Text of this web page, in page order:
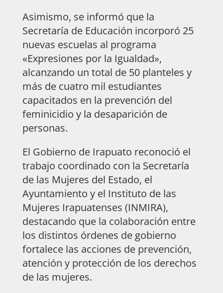
Asimismo, se informó que la
Secretaría de Educación incorporó 25
nuevas escuelas al programa
«Expresiones por la Igualdad»,
alcanzando un total de 50 planteles y
más de cuatro mil estudiantes
capacitados en la prevención del
feminicidio y la desaparición de
personas.
El Gobierno de Irapuato reconoció el
trabajo coordinado con la Secretaría
de las Mujeres del Estado, el
Ayuntamiento y el Instituto de las
Mujeres Irapuatenses (INMIRA),
destacando que la colaboración entre
los distintos órdenes de gobierno
fortalece las acciones de prevención,
atención y protección de los derechos
de las mujeres.